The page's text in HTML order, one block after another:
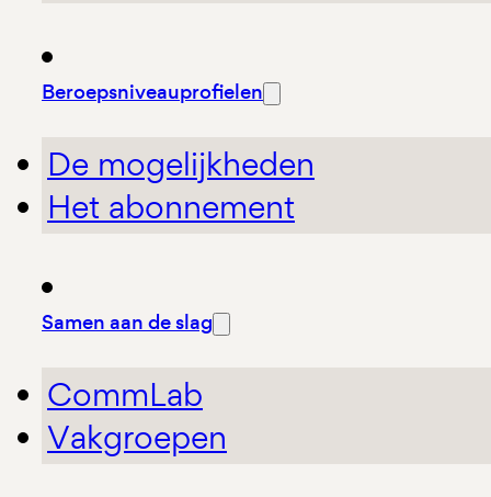
Beroepsniveauprofielen
De mogelijkheden
Het abonnement
Samen aan de slag
CommLab
Vakgroepen